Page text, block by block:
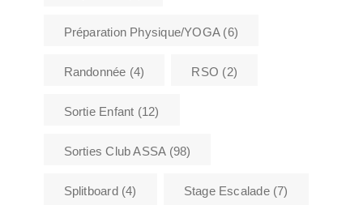
Préparation Physique/YOGA(6)
Randonnée (4) RSO (2)
Sortie Enfant (12)
Sorties Club ASSA(98)
Splitboard(4) Stage Escalade(7)